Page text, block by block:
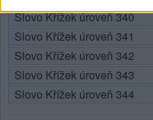
Slovo Křížek úroveň 340
Slovo Křížek úroveň 341
Slovo Křížek úroveň 342
Slovo Křížek úroveň 343
Slovo Křížek úroveň 344